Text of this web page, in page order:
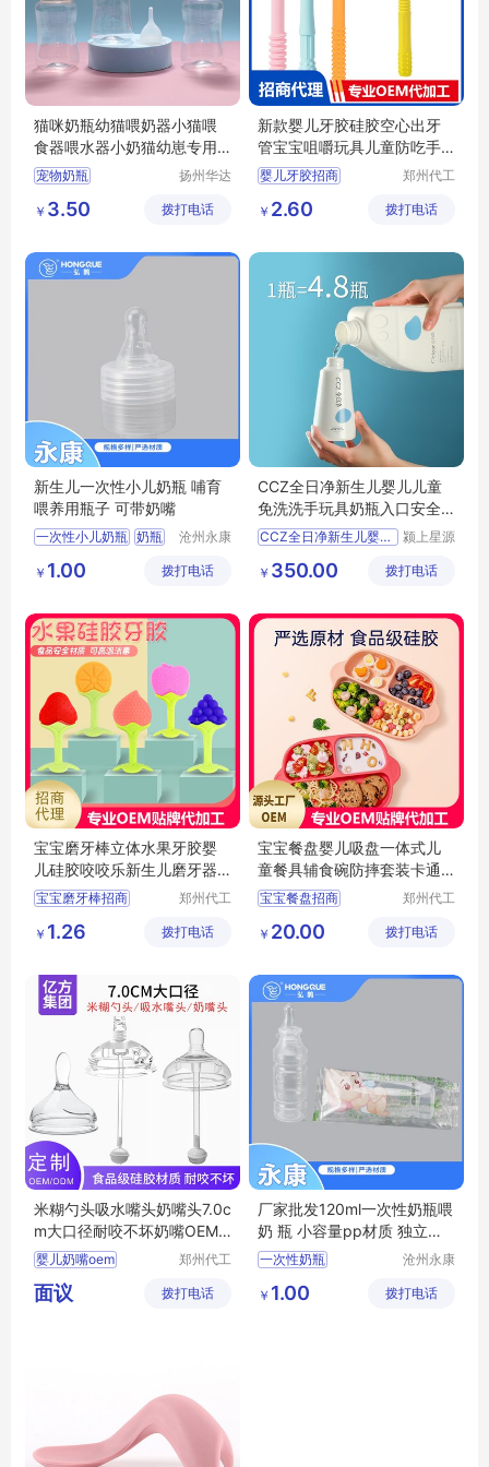
猫咪奶瓶幼猫喂奶器小猫喂
食器喂水器小奶猫幼崽专用
奶嘴宠物用品
宠物奶瓶
扬州华达
制造有限
￥ 3.50 拨打电话
新款婴儿牙胶硅胶空心出牙
管宝宝咀嚼玩具儿童防吃手
磨牙棒招商代理 定制批发
婴儿牙胶招商
防吃手磨牙棒批发
硅胶牙膏代理
郑州代工
技有限公
￥ 2.60 拨打电话
新生儿一次性小儿奶瓶 哺育
喂养用瓶子 可带奶嘴
一次性小儿奶瓶 奶瓶
沧州永康
有限公司
￥ 1.00 拨打电话
CCZ全日净新生儿婴儿儿童
免洗洗手玩具奶瓶入口安全
消毒液补充装
CCZ全日净新生儿婴儿儿
颍上星源
有限公司
￥ 350.00 拨打电话
宝宝磨牙棒立体水果牙胶婴
儿硅胶咬咬乐新生儿磨牙器
安抚咬胶玩具招商代理 定制
批发
宝宝磨牙棒招商
硅胶咬咬乐定制
咬胶玩具招商
郑州代工
技有限公
￥ 1.26 拨打电话
宝宝餐盘婴儿吸盘一体式儿
童餐具辅食碗防摔套装卡通
分格招商代理定制批发
宝宝餐盘招商
婴儿餐盘定制
儿童餐具招商
郑州代工
技有限公
￥ 20.00 拨打电话
米糊勺头吸水嘴头奶嘴头7.0c
m大口径耐咬不坏奶嘴OEM
代工
婴儿奶嘴oem
婴儿奶嘴贴牌
婴儿奶嘴代加工
郑州代工
技有限公
面议 拨打电话
厂家批发120ml一次性奶瓶喂
奶 瓶 小容量pp材质 独立包
装
一次性奶瓶
沧州永康
有限公司
￥ 1.00 拨打电话